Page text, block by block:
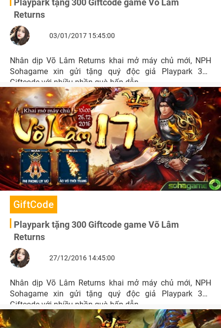
Playpark tặng 300 Giftcode game Võ Lâm
Returns
03/01/2017 15:45:00
Nhân dịp Võ Lâm Returns khai mở máy chủ mới, NPH
Sohagame xin gửi tặng quý độc giả Playpark 300
Giftcode với nhiều phần quà hấp dẫn.
GiftCode
Playpark tặng 300 Giftcode game Võ Lâm
Returns
27/12/2016 14:45:00
Nhân dịp Võ Lâm Returns khai mở máy chủ mới, NPH
Sohagame xin gửi tặng quý độc giả Playpark 300
Giftcode với nhiều phần quà hấp dẫn.